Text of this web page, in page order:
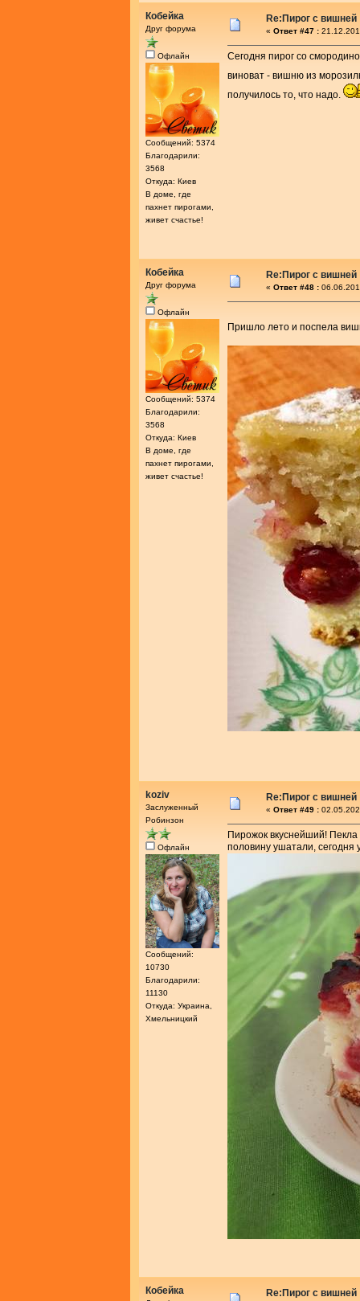
Кобейка
Друг форума
Офлайн
Сообщений: 5374
Благодарили:
3568
Откуда: Киев
В доме, где
пахнет пирогами,
живет счастье!
Re:Пирог с вишней
« Ответ #47 :
Сегодня пирог со
виноват - вишню из
получилось то, что надо.
Кобейка
Друг форума
Офлайн
Сообщений: 5374
Благодарили:
3568
Откуда: Киев
В доме, где
пахнет пирогами,
живет счастье!
Re:Пирог с вишней
« Ответ #48 :
Пришло лето и поспела
koziv
Заслуженный
Робинзон
Офлайн
Сообщений:
10730
Благодарили:
11130
Откуда: Украина,
Хмельницкий
Re:Пирог с вишней
« Ответ #49 :
Пирожок вкуснейший!
половину ушатали, сегодня
Кобейка Re:Пирог с вишней